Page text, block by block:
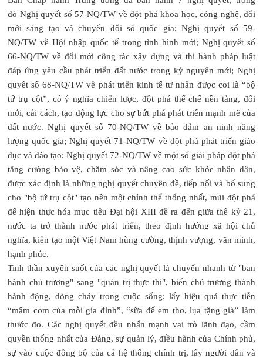
đó Nghị quyết số 57-NQ/TW về đột phá khoa học, công nghệ, đổi
mới sáng tạo và chuyển đổi số quốc gia; Nghị quyết số 59-
NQ/TW về Hội nhập quốc tế trong tình hình mới; Nghị quyết số
66-NQ/TW về đổi mới công tác xây dựng và thi hành pháp luật
đáp ứng yêu cầu phát triển đất nước trong kỷ nguyên mới; Nghị
quyết số 68-NQ/TW về phát triển kinh tế tư nhân được coi là “bộ
tứ trụ cột”, có ý nghĩa chiến lược, đột phá thể chế nền tảng, đổi
mới, cải cách, tạo động lực cho sự bứt phá phát triển mạnh mẽ của
đất nước. Nghị quyết số 70-NQ/TW về bảo đảm an ninh năng
lượng quốc gia; Nghị quyết 71-NQ/TW về đột phá phát triển giáo
dục và đào tạo; Nghị quyết 72-NQ/TW về một số giải pháp đột phá
tăng cường bảo vệ, chăm sóc và nâng cao sức khỏe nhân dân,
được xác định là những nghị quyết chuyên đề, tiếp nối và bổ sung
cho "bộ tứ trụ cột" tạo nên một chỉnh thể thống nhất, mũi đột phá
để hiện thực hóa mục tiêu Đại hội XIII đề ra đến giữa thế kỷ 21,
nước ta trở thành nước phát triển, theo định hướng xã hội chủ
nghĩa, kiến tạo một Việt Nam hùng cường, thịnh vượng, văn minh,
hạnh phúc.
Tinh thần xuyên suốt của các nghị quyết là chuyển nhanh từ "ban
hành chủ trương" sang "quản trị thực thi", biến chủ trương thành
hành động, dòng chảy trong cuộc sống; lấy hiệu quả thực tiễn
“mâm cơm của mỗi gia đình”, “sữa để em thơ, lụa tặng già” làm
thước đo. Các nghị quyết đều nhấn mạnh vai trò lãnh đạo, cầm
quyền thống nhất của Đảng, sự quản lý, điều hành của Chính phủ,
sự vào cuộc đồng bộ của cả hệ thống chính trị, lấy người dân và